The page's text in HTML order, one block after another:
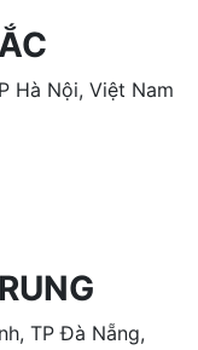
Hà Nội, Việt Nam
TP Đà Nẵng,